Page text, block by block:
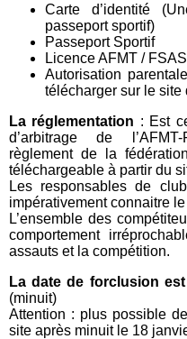
Carte d’identité
passeport sportif)
Passeport Sportif
Licence AFMT /
Autorisation
télécharger sur le site
La réglementation : Est
d’arbitrage de
règlement de la
téléchargeable à partir du
Les responsables de
impérativement connaitre
L’ensemble des
comportement
assauts et la compétition.
La date de forclusion
(minuit)
Attention : plus possible
site après minuit le 18